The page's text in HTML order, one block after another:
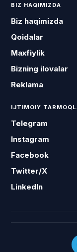
BIZ HAQIMIZDA
Biz haqimizda
Qoidalar
Maxfiylik
Bizning ilovalar
Reklama
IJTIMOIY
Telegram
Instagram
Facebook
Twitter/X
LinkedIn